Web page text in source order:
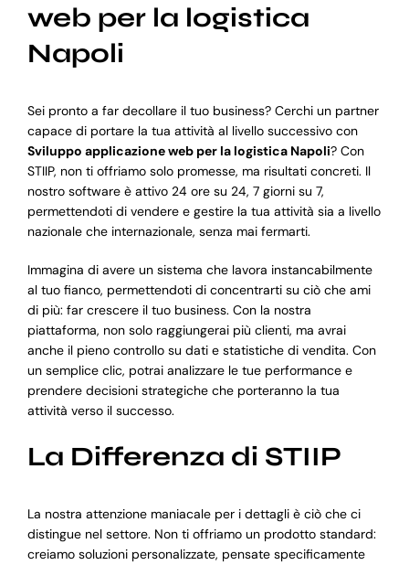
web per la logistica
Napoli
Sei pronto a far decollare il tuo business? Cerchi un partner
capace di portare la tua attività al livello successivo con
Sviluppo applicazione web per la logistica Napoli? Con
STIIP, non ti offriamo solo promesse, ma risultati concreti. Il
nostro software è attivo 24 ore su 24, 7 giorni su 7,
permettendoti di vendere e gestire la tua attività sia a livello
nazionale che internazionale, senza mai fermarti.
Immagina di avere un sistema che lavora instancabilmente
al tuo fianco, permettendoti di concentrarti su ciò che ami
di più: far crescere il tuo business. Con la nostra
piattaforma, non solo raggiungerai più clienti, ma avrai
anche il pieno controllo su dati e statistiche di vendita. Con
un semplice clic, potrai analizzare le tue performance e
prendere decisioni strategiche che porteranno la tua
attività verso il successo.
La Differenza di STIIP
La nostra attenzione maniacale per i dettagli è ciò che ci
distingue nel settore. Non ti offriamo un prodotto standard:
creiamo soluzioni personalizzate, pensate specificamente